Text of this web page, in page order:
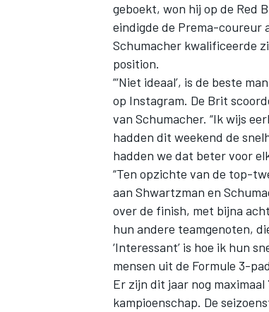
WEC DTM
geboekt, won hij op de Red
eindigde de Prema-coureur
Schumacher kwalificeerde
position.
“‘Niet ideaal’, is de beste
op Instagram. De Brit
van Schumacher. “Ik wijs
hadden dit weekend de
hadden we dat beter voor
“Ten opzichte van de top-
aan Shwartzman en
over de finish, met bijna
hun andere teamgenoten,
‘Interessant’ is hoe ik hun
mensen uit de Formule 3-
Er zijn dit jaar nog
kampioenschap. De